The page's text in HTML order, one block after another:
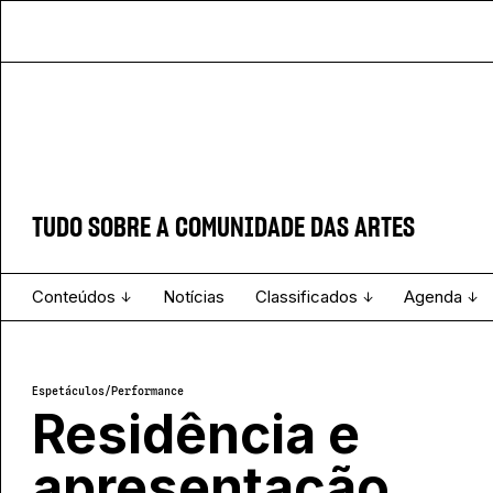
TUDO SOBRE A COMUNIDADE DAS ARTES
Conteúdos Notícias Classificados Agenda
Espetáculos/Performance
Residência e